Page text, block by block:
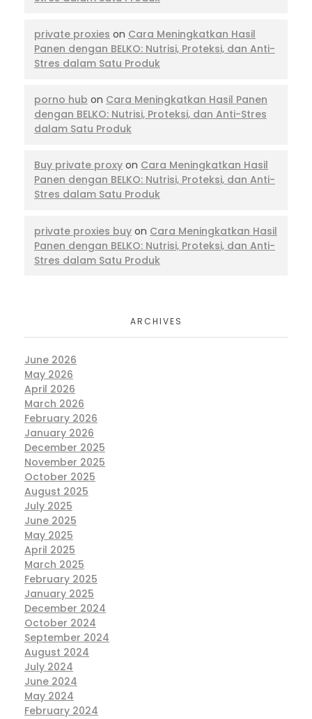
private proxies on Cara Meningkatkan Hasil
Panen dengan BELKO: Nutrisi, Proteksi, dan Anti-
Stres dalam Satu Produk
porno hub on Cara Meningkatkan Hasil Panen
dengan BELKO: Nutrisi, Proteksi, dan Anti-Stres
dalam Satu Produk
Buy private proxy on Cara Meningkatkan Hasil
Panen dengan BELKO: Nutrisi, Proteksi, dan Anti-
Stres dalam Satu Produk
private proxies buy on Cara Meningkatkan Hasil
Panen dengan BELKO: Nutrisi, Proteksi, dan Anti-
Stres dalam Satu Produk
ARCHIVES
June 2026
May 2026
April 2026
March 2026
February 2026
January 2026
December 2025
November 2025
October 2025
August 2025
July 2025
June 2025
May 2025
April 2025
March 2025
February 2025
January 2025
December 2024
October 2024
September 2024
August 2024
July 2024
June 2024
May 2024
February 2024